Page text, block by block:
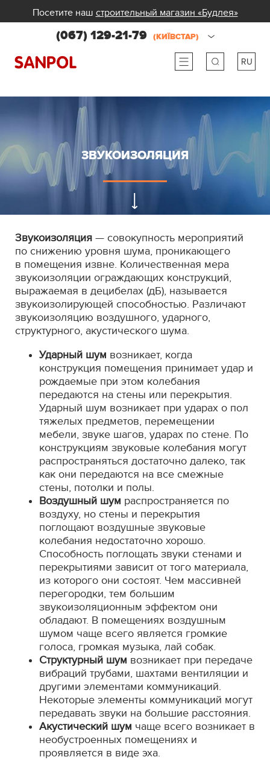
Посетите наш строительный магазин «Будлея»
(067) 129-21-79 (КИЇВСТАР)
RU
ua
ЗВУКОИЗОЛЯЦИЯ
Звукоизоляция — совокупность мероприятий
по снижению уровня шума, проникающего
в помещения извне. Количественная мера
звукоизоляции ограждающих конструкций,
выражаемая в децибелах (дБ), называется
звукоизолирующей способностью. Различают
звукоизоляцию воздушного, ударного,
структурного, акустического шума.
Ударный шум возникает, когда
конструкция помещения принимает удар и
рождаемые при этом колебания
передаются на стены или перекрытия.
Ударный шум возникает при ударах о пол
тяжелых предметов, перемещении
мебели, звуке шагов, ударах по стене. По
конструкциям звуковые колебания могут
распространяться достаточно далеко, так
как они передаются на все смежные
стены, потолки и полы.
Воздушный шум распространяется по
воздуху, но стены и перекрытия
поглощают воздушные звуковые
колебания недостаточно хорошо.
Способность поглощать звуки стенами и
перекрытиями зависит от того материала,
из которого они состоят. Чем массивней
перегородки, тем большим
звукоизоляционным эффектом они
обладают. В помещениях воздушным
шумом чаще всего является громкие
голоса, громкая музыка, лай собак.
Структурный шум возникает при передаче
вибраций трубами, шахтами вентиляции и
другими элементами коммуникаций.
Некоторые элементы коммуникаций могут
передавать звуки на большие расстояния.
Акустический шум чаще всего возникает в
необустроенных помещениях и
проявляется в виде эха.